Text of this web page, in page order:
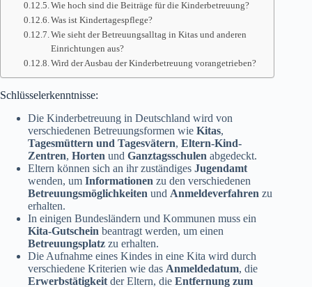
Wie hoch sind die Beiträge für die Kinderbetreuung?
Was ist Kindertagespflege?
Wie sieht der Betreuungsalltag in Kitas und anderen
Einrichtungen aus?
Wird der Ausbau der Kinderbetreuung vorangetrieben?
Schlüsselerkenntnisse:
Die Kinderbetreuung in Deutschland wird von
verschiedenen Betreuungsformen wie Kitas,
Tagesmüttern und Tagesvätern, Eltern-Kind-
Zentren, Horten und Ganztagsschulen abgedeckt.
Eltern können sich an ihr zuständiges Jugendamt
wenden, um Informationen zu den verschiedenen
Betreuungsmöglichkeiten und Anmeldeverfahren zu
erhalten.
In einigen Bundesländern und Kommunen muss ein
Kita-Gutschein beantragt werden, um einen
Betreuungsplatz zu erhalten.
Die Aufnahme eines Kindes in eine Kita wird durch
verschiedene Kriterien wie das Anmeldedatum, die
Erwerbstätigkeit der Eltern, die Entfernung zum